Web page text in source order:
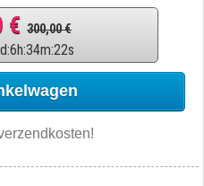
€ 300,00 €
d:6h:34m:21s